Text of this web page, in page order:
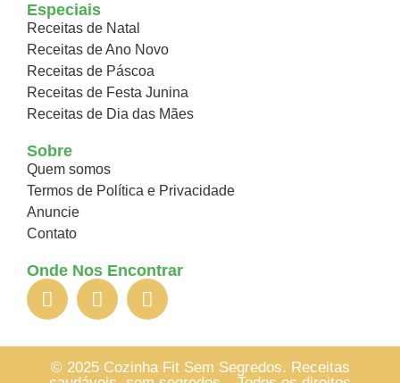
Especiais
Receitas de Natal
Receitas de Ano Novo
Receitas de Páscoa
Receitas de Festa Junina
Receitas de Dia das Mães
Sobre
Quem somos
Termos de Política e Privacidade
Anuncie
Contato
Onde Nos Encontrar
© 2025 Cozinha Fit Sem Segredos. Receitas